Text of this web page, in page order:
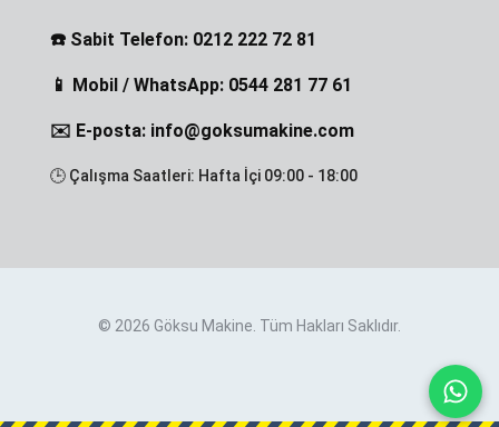
☎️ Sabit Telefon: 0212 222 72 81
📱 Mobil / WhatsApp: 0544 281 77 61
✉️ E-posta: info@goksumakine.com
🕒 Çalışma Saatleri: Hafta İçi 09:00 - 18:00